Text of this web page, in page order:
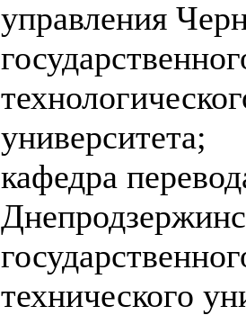
управления
университета;
кафедра
технического